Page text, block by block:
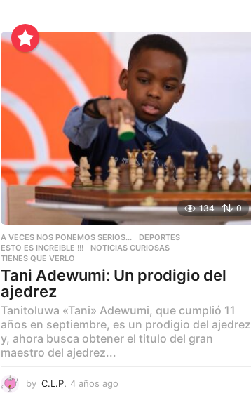
134 0
A VECES NOS PONEMOS SERIOS... ,DEPORTES
ESTO ES INCREIBLE !!!
,NOTICIAS CURIOSAS
TIENES QUE VERLO
Tani Adewumi: Un prodigio del
ajedrez
Tanitoluwa «Tani» Adewumi, que cumplió 11
años en septiembre, es un prodigio del ajedrez
y, ahora busca obtener el titulo del gran
maestro del ajedrez...
by C.L.P. 4 años ago